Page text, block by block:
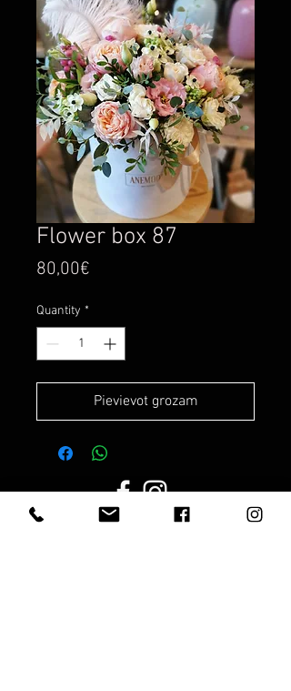
Flower box 87
80,00€
Quantity *
Pievievot grozam